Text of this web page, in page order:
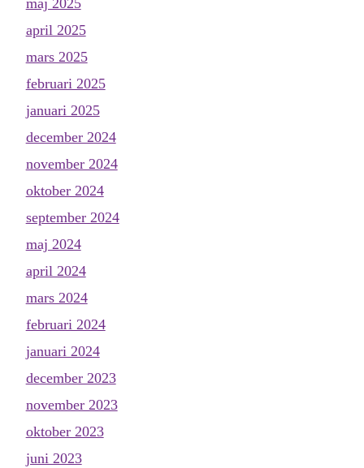
maj 2025
april 2025
mars 2025
februari 2025
januari 2025
december 2024
november 2024
oktober 2024
september 2024
maj 2024
april 2024
mars 2024
februari 2024
januari 2024
december 2023
november 2023
oktober 2023
juni 2023